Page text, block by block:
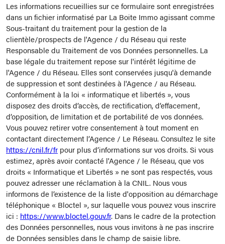
Les informations recueillies sur ce formulaire sont enregistrées
dans un fichier informatisé par La Boite Immo agissant comme
Sous-traitant du traitement pour la gestion de la
clientèle/prospects de l'Agence / du Réseau qui reste
Responsable du Traitement de vos Données personnelles. La
base légale du traitement repose sur l'intérêt légitime de
l'Agence / du Réseau. Elles sont conservées jusqu'à demande
de suppression et sont destinées à l'Agence / au Réseau.
Conformément à la loi « informatique et libertés », vous
disposez des droits d’accès, de rectification, d’effacement,
d’opposition, de limitation et de portabilité de vos données.
Vous pouvez retirer votre consentement à tout moment en
contactant directement l’Agence / Le Réseau. Consultez le site
https://cnil.fr/fr pour plus d’informations sur vos droits. Si vous
estimez, après avoir contacté l'Agence / le Réseau, que vos
droits « Informatique et Libertés » ne sont pas respectés, vous
pouvez adresser une réclamation à la CNIL. Nous vous
informons de l’existence de la liste d'opposition au démarchage
téléphonique « Bloctel », sur laquelle vous pouvez vous inscrire
ici : https://www.bloctel.gouv.fr. Dans le cadre de la protection
des Données personnelles, nous vous invitons à ne pas inscrire
de Données sensibles dans le champ de saisie libre.